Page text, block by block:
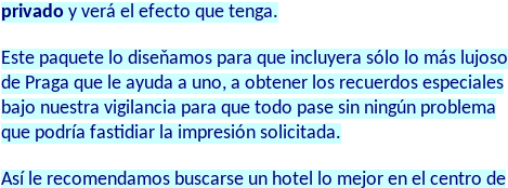
privado y verá el efecto que tenga.
Este paquete lo diseňamos para que incluyera sólo lo más lujoso
de Praga que le ayuda a uno, a obtener los recuerdos especiales
bajo nuestra vigilancia para que todo pase sin ningún problema
que podría fastidiar la impresión solicitada.
Así le recomendamos buscarse un hotel lo mejor en el centro de